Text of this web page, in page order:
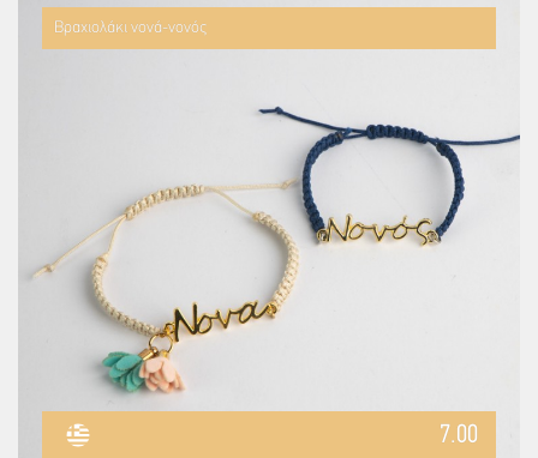
Βραχιολάκι νονά-νονός
7.00